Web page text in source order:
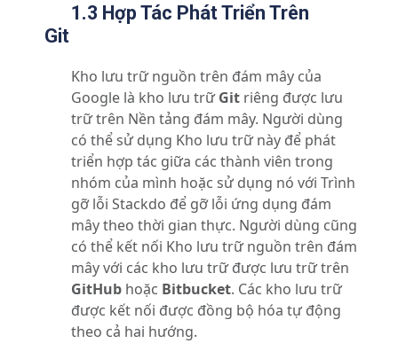
1.3 Hợp Tác Phát Triển Trên
Git
Kho lưu trữ nguồn trên đám mây của
Google là kho lưu trữGit riêng được lưu
trữ trên Nền tảng đám mây. Người dùng
có thể sử dụng Kho lưu trữ này để phát
triển hợp tác giữa các thành viên trong
nhóm của mình hoặc sử dụng nó với Trình
gỡ lỗi Stackdo để gỡ lỗi ứng dụng đám
mây theo thời gian thực. Người dùng cũng
có thể kết nối Kho lưu trữ nguồn trên đám
mây với các kho lưu trữ được lưu trữ trên
GitHub hoặc Bitbucket. Các kho lưu trữ
được kết nối được đồng bộ hóa tự động
theo cả hai hướng.